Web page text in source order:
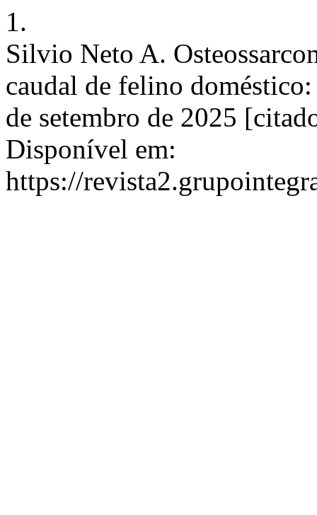
1.
Silvio Neto A.
caudal de felino
de setembro de 2025
Disponível em:
https://